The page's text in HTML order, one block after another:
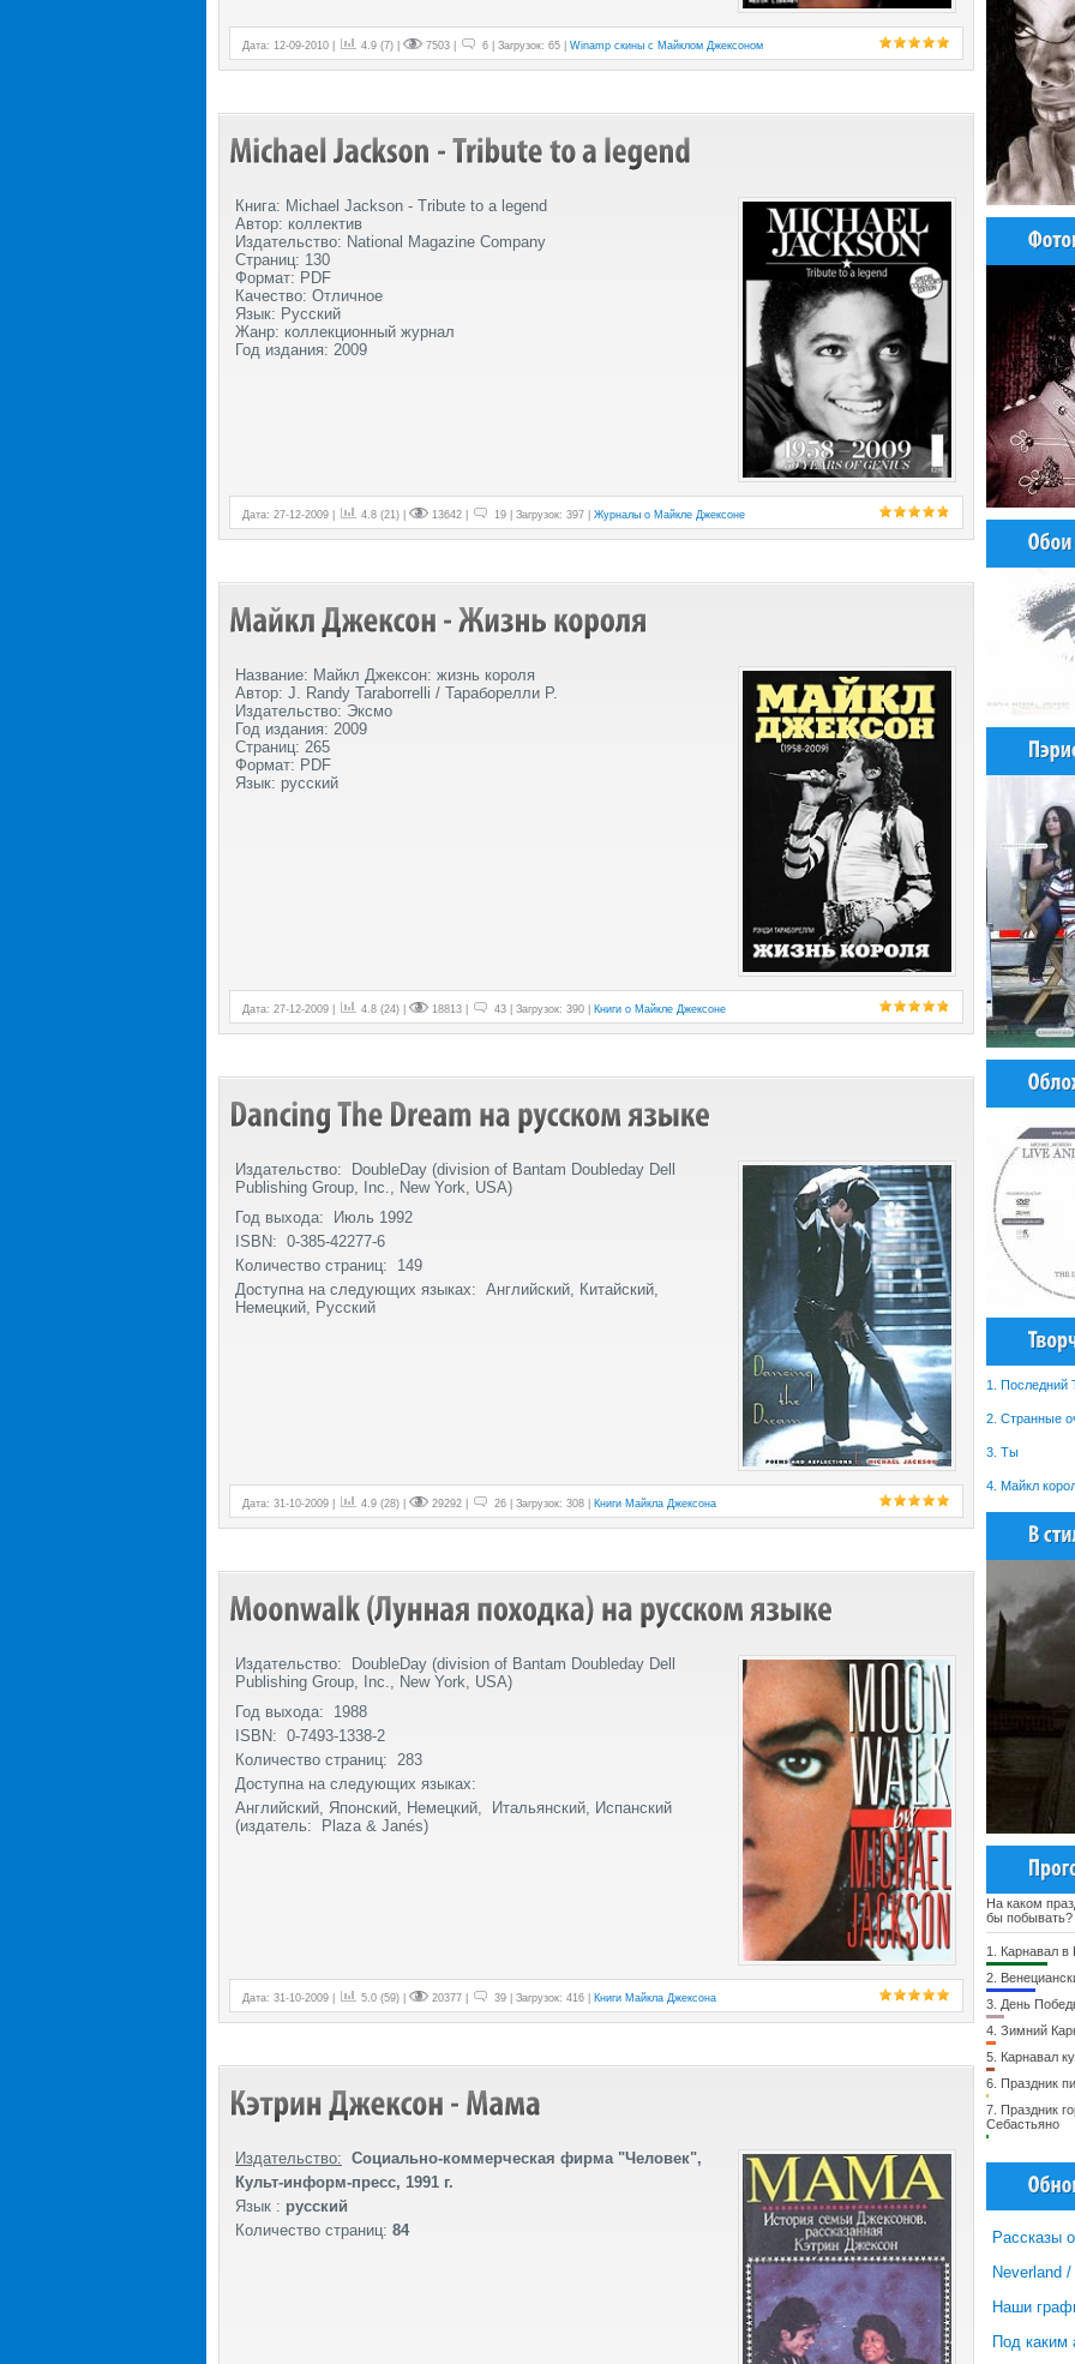
Дата: 12-09-2010 | 4.9 (7) | 7503 | 6 | Загрузок: 65 | Winamp скины с Майклом Джексоном
Книга: Michael Jackson - Tribute to a legend
Автор: коллектив
Издательство: National Magazine Company
Страниц: 130
Формат: PDF
Качество: Отличное
Язык: Русский
Жанр: коллекционный журнал
Год издания: 2009
Дата: 27-12-2009 | 4.8 (21) | 13642 | 19 | Загрузок: 397 | Журналы о Майкле Джексоне
Название: Майкл Джексон: жизнь короля
Автор: J. Randy Taraborrelli / Тараборелли Р.
Издательство: Эксмо
Год издания: 2009
Страниц: 265
Формат: PDF
Язык: русский
Дата: 27-12-2009 | 4.8 (24) | 18813 | 43 | Загрузок: 390 | Книги о Майкле Джексоне
Издательство:
DoubleDay (division of Bantam Doubleday Dell
Publishing Group, Inc., New York, USA)
Год выхода: Июль 1992
ISBN: 0-385-42277-6
Количество страниц: 149
Доступна на следующих языках: Английский, Китайский,
Немецкий, Русский
Дата: 31-10-2009 | 4.9 (28) | 29292 | 26 | Загрузок: 308 | Книги Майкла Джексона
Издательство:
DoubleDay (division of Bantam Doubleday Dell
Publishing Group, Inc., New York, USA)
Год выхода: 1988
ISBN: 0-7493-1338-2
Количество страниц: 283
Доступна на следующих языках:
Английский, Японский, Немецкий, Итальянский, Испанский
(издатель: Plaza & Janés)
Дата: 31-10-2009 | 5.0 (59) | 20377 | 39 | Загрузок: 416 | Книги Майкла Джексона
Издательство: Социально-коммерческая фирма "Человек",
Культ-информ-пресс, 1991 г.
Язык : русский
Количество страниц: 84
1. Последний
2. Странные
3. Ты
4. Майкл
На каком
бы побывать?
1. Карнавал
2.
3. День
4. Зимний
5. Карнавал
6. Праздник
7. Праздник
Себастьяно
Рассказы
Neverland
Наши
Под